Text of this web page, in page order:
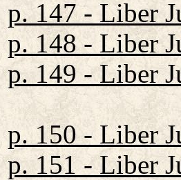
p. 147 - Liber
p. 148 - Liber
p. 149 - Liber
p. 150 - Liber
p. 151 - Liber